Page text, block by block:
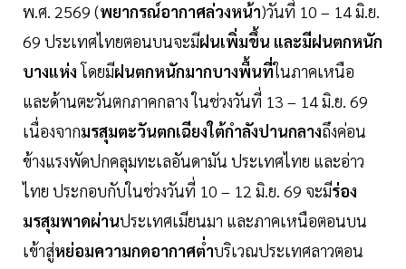
พ.ศ. 2569 (พยากรณ์อากาศล่วงหน้า)วันที่ 10 – 14 มิ.ย.
69 ประเทศไทยตอนบนจะมีฝนเพิ่มขึ้น และมีฝนตกหนัก
บางแห่งโดยมีฝนตกหนักมากบางพื้นที่ในภาคเหนือ
และด้านตะวันตกภาคกลาง ในช่วงวันที่ 13 – 14 มิ.ย. 69
เนื่องจากมรสุมตะวันตกเฉียงใต้กำลังปานกลางถึงค่อน
ข้างแรงพัดปกคลุมทะเลอันดามัน ประเทศไทย และอ่าว
ไทย ประกอบกับในช่วงวันที่ 10 – 12 มิ.ย. 69 จะมีร่อง
มรสุมพาดผ่านประเทศเมียนมา และภาคเหนือตอนบน
เข้าสู่หย่อมความกดอากาศต่ำบริเวณประเทศลาวตอน